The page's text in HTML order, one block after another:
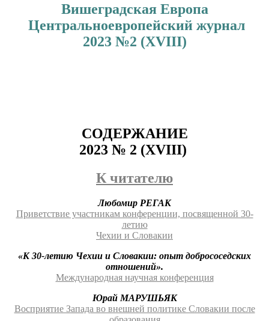
Вишеградская Европа
Центральноевропейский журнал
2023 №2 (XVIII)
СОДЕРЖАНИЕ
2023 № 2 (XVIII)
К читателю
Любомир РЕГАК
Приветствие участникам конференции, посвященной 30-
летию
Чехии и Словакии
«К 30-летию Чехии и Словакии: опыт добрососедских
отношений».
Международная научная конференция
Юрай МАРУШЬЯК
Восприятие Запада во внешней политике Словакии после